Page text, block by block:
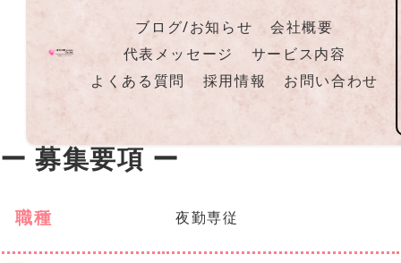
ブログ/お知らせ
会社概要
代表メッセージ
サービス内容
よくある質問
採用情報 お問い合わせ
ー 募集要項 ー
職種 夜勤専従